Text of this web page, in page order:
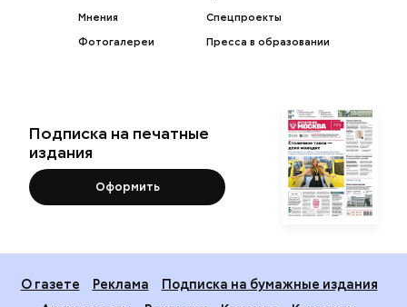
Мнения
Фотогалереи
Спецпроекты
Пресса в образовании
Подписка на печатные
издания
Оформить
О газете Реклама
Подписка на бумажные издания